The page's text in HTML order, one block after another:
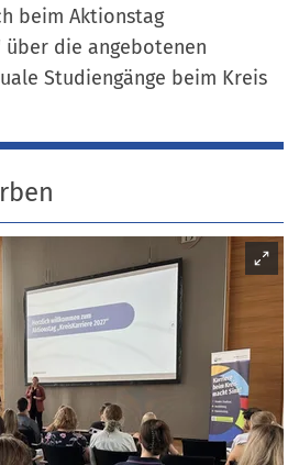
beim Aktionstag
über die angebotenen
Studiengänge beim Kreis